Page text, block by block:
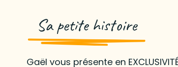
Sa petite histoire
Gaël vous présente en